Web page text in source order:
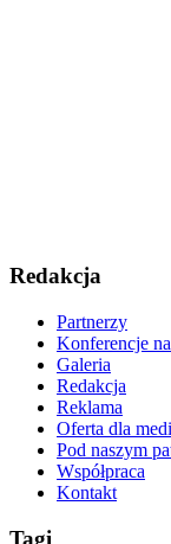
Redakcja
Partnerzy
Konferencje
Galeria
Redakcja
Reklama
Oferta dla
Pod naszym
Współpraca
Kontakt
Tagi